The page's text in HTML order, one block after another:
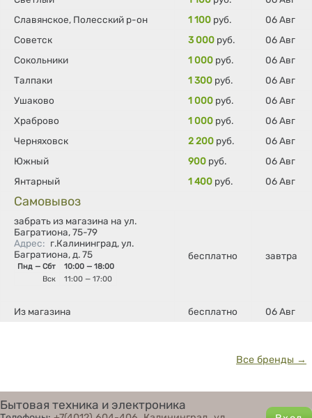
Славянское, Полесский р-он
1 100 руб.
06 Авг
Советск
3 000 руб.
06 Авг
Сокольники
1 000 руб.
06 Авг
Талпаки
1 300 руб.
06 Авг
Ушаково
1 000 руб.
06 Авг
Храброво
1 000 руб.
06 Авг
Черняховск
2 200 руб.
06 Авг
Южный
900 руб.
06 Авг
Янтарный
1 400 руб. 06 Авг
Самовывоз
забрать из магазина на ул.
Багратиона, 75-79
Адрес: г.Калининград, ул.
Багратиона, д. 75
Пнд — Сбт
10:00 — 18:00
Вск
11:00 — 17:00
бесплатно завтра
Из магазина бесплатно 06 Авг
Все бренды →
Бытовая техника и электроника